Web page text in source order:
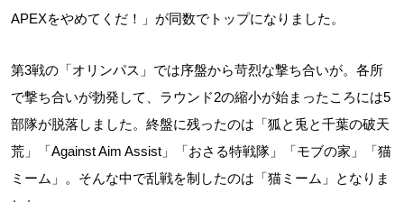
APEXをやめてくだ！」が同数でトップになりました。
第3戦の「オリンパス」では序盤から苛烈な撃ち合いが。各所
で撃ち合いが勃発して、ラウンド2の縮小が始まったころには5
部隊が脱落しました。終盤に残ったのは「狐と兎と千葉の破天
荒」「Against Aim Assist」「おさる特戦隊」「モブの家」「猫
ミーム」。そんな中で乱戦を制したのは「猫ミーム」となりま